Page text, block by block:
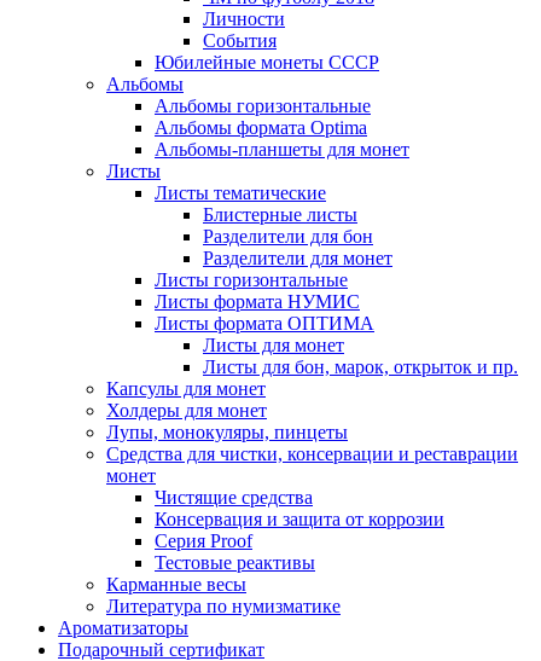
Личности
События
Юбилейные монеты СССР
Альбомы
Альбомы горизонтальные
Альбомы формата Optima
Альбомы-планшеты для монет
Листы
Листы тематические
Блистерные листы
Разделители для бон
Разделители для монет
Листы горизонтальные
Листы формата НУМИС
Листы формата ОПТИМА
Листы для монет
Листы для бон, марок, открыток и пр.
Капсулы для монет
Холдеры для монет
Лупы, монокуляры, пинцеты
Средства для чистки, консервации и реставрации
монет
Чистящие средства
Консервация и защита от коррозии
Серия Proof
Тестовые реактивы
Карманные весы
Литература по нумизматике
Ароматизаторы
Подарочный сертификат